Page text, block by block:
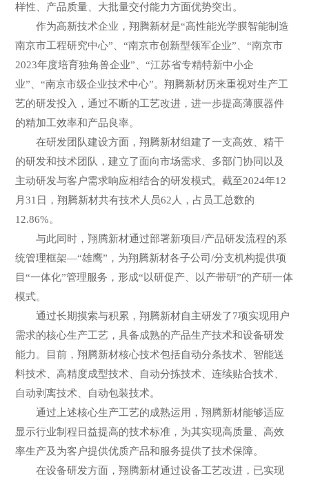
样性、产品质量、大批量交付能力方面优势突出。
作为高新技术企业，翔腾新材是“高性能光学膜智能制造
南京市工程研究中心”、“南京市创新型领军企业”、“南京市
2023年度培育独角兽企业”、“江苏省专精特新中小企
业”、“南京市级企业技术中心”。翔腾新材历来重视对生产工
艺的研发投入，通过不断的工艺改进，进一步提高薄膜器件
的精加工效率和产品良率。
在研发团队建设方面，翔腾新材组建了一支高效、精干
的研发和技术团队，建立了面向市场需求、多部门协同以及
主动研发与客户需求响应相结合的研发模式。截至2024年12
月31日，翔腾新材共有技术人员62人，占员工总数的
12.86%。
与此同时，翔腾新材通过部署新项目/产品研发流程的系
统管理框架—“雄鹰”，为翔腾新材各子公司/分支机构提供项
目“一体化”管理服务，形成“以研促产、以产带研”的产研一体
模式。
通过长期摸索与积累，翔腾新材自主研发了7项实现用户
需求的核心生产工艺，具备成熟的产品生产技术和设备研发
能力。目前，翔腾新材核心技术包括自动分条技术、智能送
料技术、高精度成型技术、自动分拣技术、连续贴合技术、
自动剥离技术、自动包装技术。
通过上述核心生产工艺的成熟运用，翔腾新材能够适应
显示行业制程日益提高的技术标准，为其实现高质量、高效
率生产及为客户提供优质产品和服务提供了技术保障。
在设备研发方面，翔腾新材通过设备工艺改进，已实现